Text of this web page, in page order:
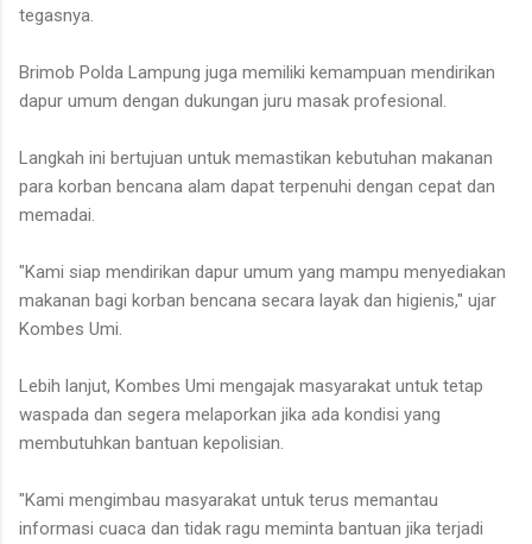
tegasnya.
Brimob Polda Lampung juga memiliki kemampuan mendirikan
dapur umum dengan dukungan juru masak profesional.
Langkah ini bertujuan untuk memastikan kebutuhan makanan
para korban bencana alam dapat terpenuhi dengan cepat dan
memadai.
"Kami siap mendirikan dapur umum yang mampu menyediakan
makanan bagi korban bencana secara layak dan higienis," ujar
Kombes Umi.
Lebih lanjut, Kombes Umi mengajak masyarakat untuk tetap
waspada dan segera melaporkan jika ada kondisi yang
membutuhkan bantuan kepolisian.
"Kami mengimbau masyarakat untuk terus memantau
informasi cuaca dan tidak ragu meminta bantuan jika terjadi